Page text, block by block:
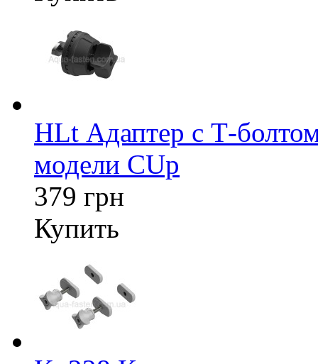
HLt Адаптер c Т-
модели CUp
379 грн
Купить